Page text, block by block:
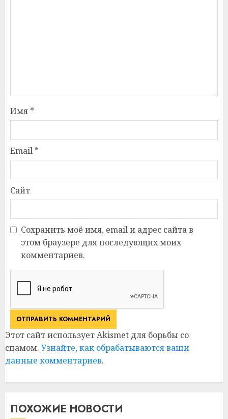
Имя *
Email *
Сайт
Сохранить моё имя, email и адрес сайта в
этом браузере для последующих моих
комментариев.
Этот сайт использует Akismet для борьбы со
спамом. Узнайте, как обрабатываются ваши
данные комментариев.
ПОХОЖИЕ НОВОСТИ